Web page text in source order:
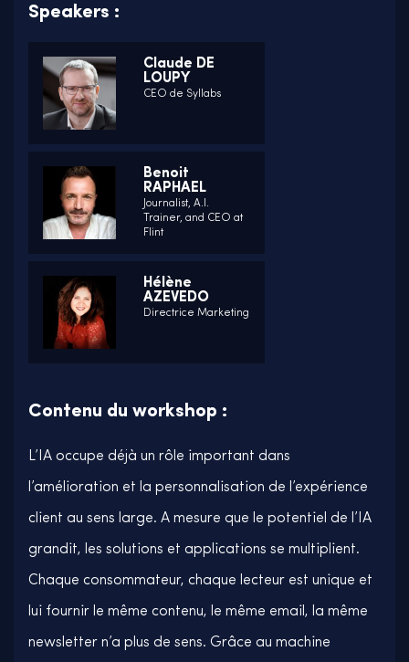
Speakers :
Claude DE
LOUPY
CEO de Syllabs
Benoit
RAPHAEL
Journalist, A.I.
Trainer, and CEO at
Flint
Hélène
AZEVEDO
Directrice Marketing
Contenu du workshop :
L’IA occupe déjà un rôle important dans
l’amélioration et la personnalisation de l’expérience
client au sens large. A mesure que le potentiel de l’IA
grandit, les solutions et applications se multiplient.
Chaque consommateur, chaque lecteur est unique et
lui fournir le même contenu, le même email, la même
newsletter n’a plus de sens. Grâce au machine